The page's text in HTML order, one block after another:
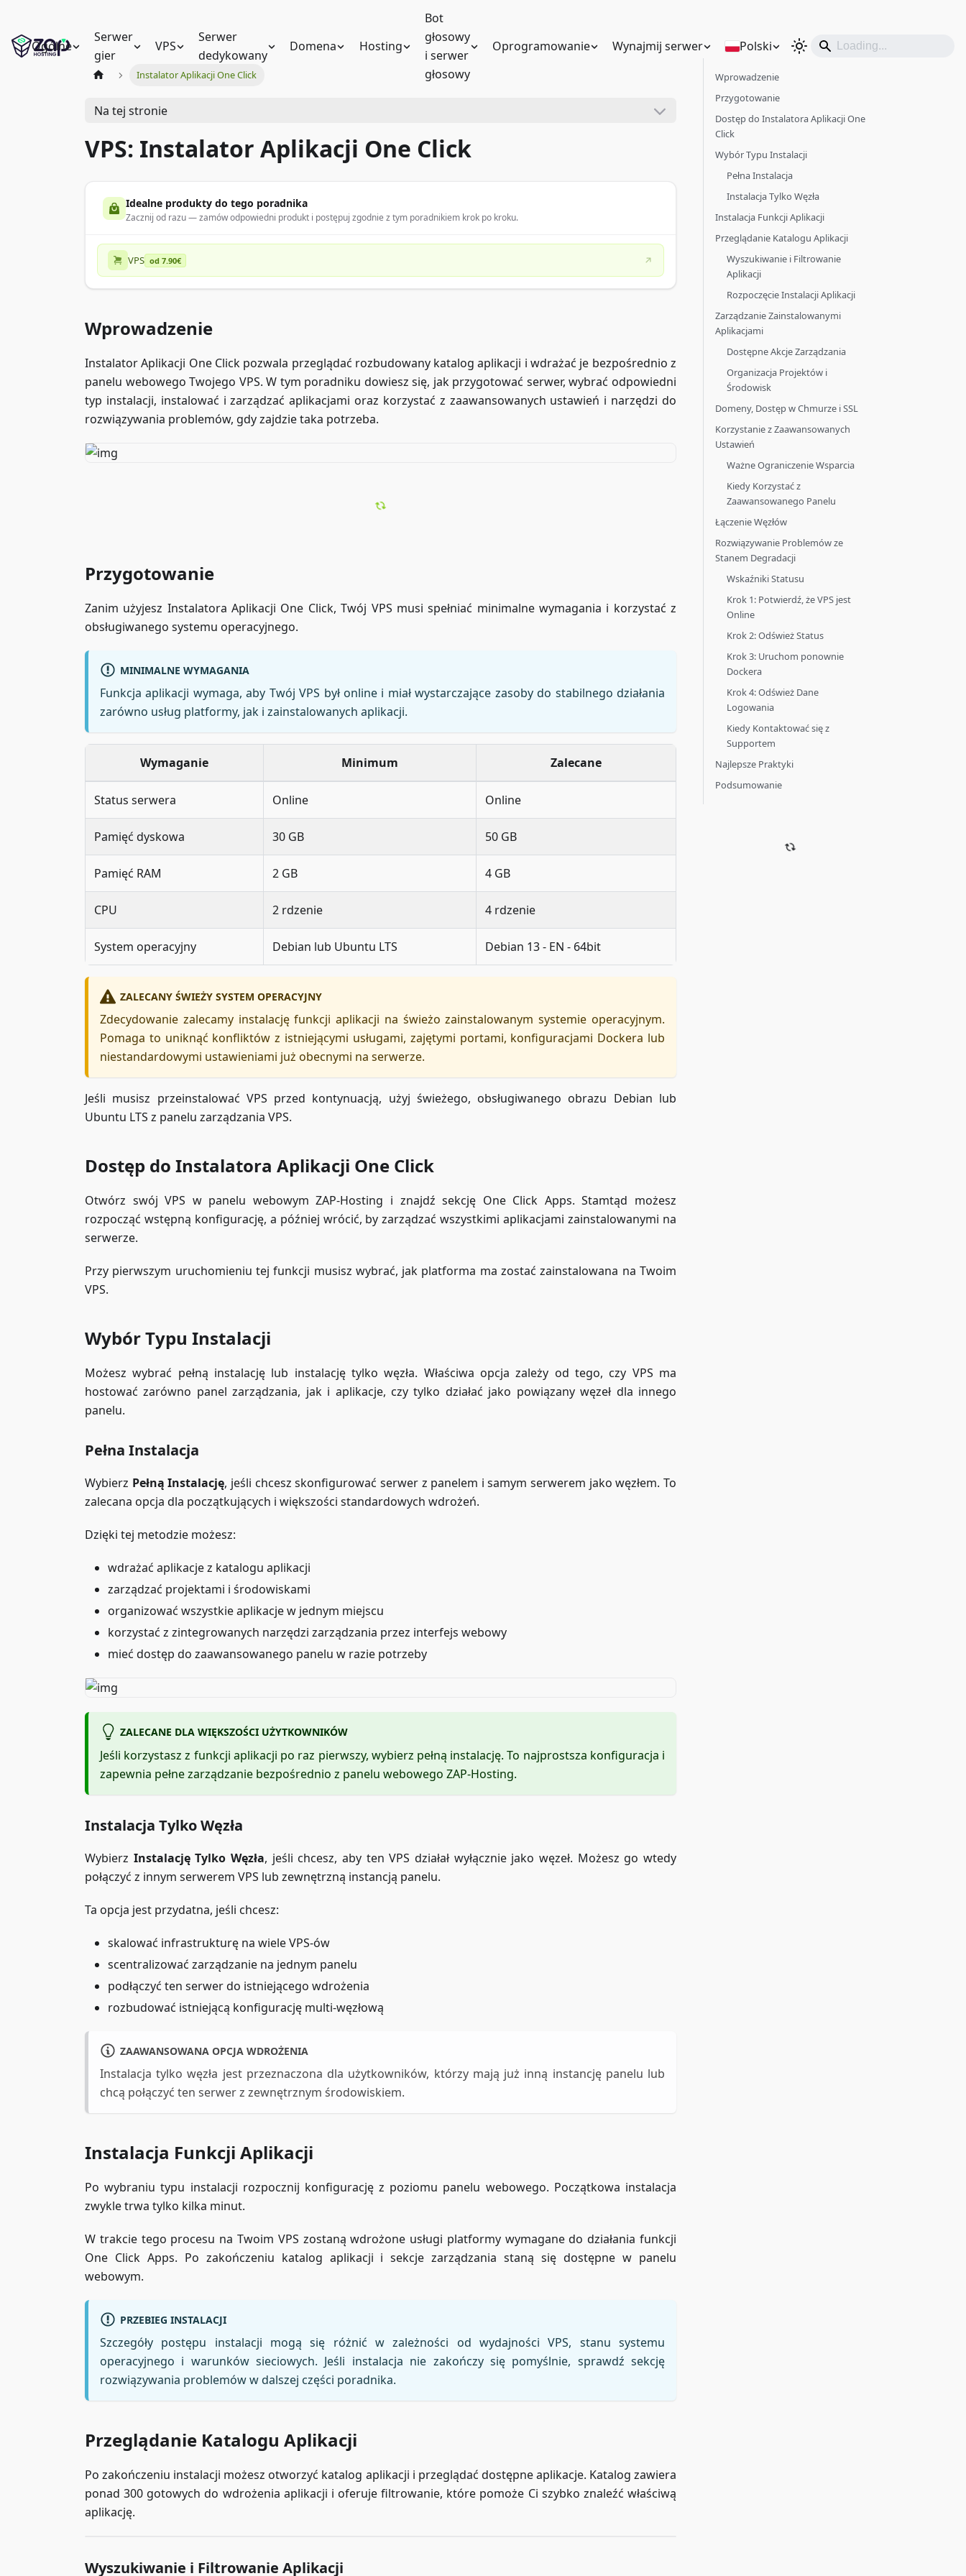
Ogólne
Serwer
gier
VPS
Serwer
dedykowany
Domena Hosting
Bot
głosowy
i serwer
głosowy
Oprogramowanie Wynajmij serwer Polski
Instalator Aplikacji One Click
Na tej stronie
VPS: Instalator Aplikacji One Click
Idealne produkty do tego poradnika
Zacznij od razu — zamów odpowiedni produkt i postępuj zgodnie z tym poradnikiem krok po kroku.
VPS od 7.90€
Wprowadzenie
Instalator Aplikacji One Click pozwala przeglądać rozbudowany katalog aplikacji i wdrażać je bezpośrednio z
panelu webowego Twojego VPS. W tym poradniku dowiesz się, jak przygotować serwer, wybrać odpowiedni
typ instalacji, instalować i zarządzać aplikacjami oraz korzystać z zaawansowanych ustawień i narzędzi do
rozwiązywania problemów, gdy zajdzie taka potrzeba.
Przygotowanie
Zanim użyjesz Instalatora Aplikacji One Click, Twój VPS musi spełniać minimalne wymagania i korzystać z
obsługiwanego systemu operacyjnego.
MINIMALNE WYMAGANIA
Funkcja aplikacji wymaga, aby Twój VPS był online i miał wystarczające zasoby do stabilnego działania
zarówno usług platformy, jak i zainstalowanych aplikacji.
Wymaganie Minimum Zalecane
Status serwera Online Online
Pamięć dyskowa 30 GB 50 GB
Pamięć RAM 2 GB 4 GB
CPU 2 rdzenie 4 rdzenie
System operacyjny Debian lub Ubuntu LTS Debian 13 - EN - 64bit
ZALECANY ŚWIEŻY SYSTEM OPERACYJNY
Zdecydowanie zalecamy instalację funkcji aplikacji na świeżo zainstalowanym systemie operacyjnym.
Pomaga to uniknąć konfliktów z istniejącymi usługami, zajętymi portami, konfiguracjami Dockera lub
niestandardowymi ustawieniami już obecnymi na serwerze.
Jeśli musisz przeinstalować VPS przed kontynuacją, użyj świeżego, obsługiwanego obrazu Debian lub
Ubuntu LTS z panelu zarządzania VPS.
Dostęp do Instalatora Aplikacji One Click
Otwórz swój VPS w panelu webowym ZAP-Hosting i znajdź sekcję One Click Apps. Stamtąd możesz
rozpocząć wstępną konfigurację, a później wrócić, by zarządzać wszystkimi aplikacjami zainstalowanymi na
serwerze.
Przy pierwszym uruchomieniu tej funkcji musisz wybrać, jak platforma ma zostać zainstalowana na Twoim
VPS.
Wybór Typu Instalacji
Możesz wybrać pełną instalację lub instalację tylko węzła. Właściwa opcja zależy od tego, czy VPS ma
hostować zarówno panel zarządzania, jak i aplikacje, czy tylko działać jako powiązany węzeł dla innego
panelu.
Pełna Instalacja
Wybierz Pełną Instalację, jeśli chcesz skonfigurować serwer z panelem i samym serwerem jako węzłem. To
zalecana opcja dla początkujących i większości standardowych wdrożeń.
Dzięki tej metodzie możesz:
wdrażać aplikacje z katalogu aplikacji
zarządzać projektami i środowiskami
organizować wszystkie aplikacje w jednym miejscu
korzystać z zintegrowanych narzędzi zarządzania przez interfejs webowy
mieć dostęp do zaawansowanego panelu w razie potrzeby
ZALECANE DLA WIĘKSZOŚCI UŻYTKOWNIKÓW
Jeśli korzystasz z funkcji aplikacji po raz pierwszy, wybierz pełną instalację. To najprostsza konfiguracja i
zapewnia pełne zarządzanie bezpośrednio z panelu webowego ZAP-Hosting.
Instalacja Tylko Węzła
Wybierz Instalację Tylko Węzła, jeśli chcesz, aby ten VPS działał wyłącznie jako węzeł. Możesz go wtedy
połączyć z innym serwerem VPS lub zewnętrzną instancją panelu.
Ta opcja jest przydatna, jeśli chcesz:
skalować infrastrukturę na wiele VPS-ów
scentralizować zarządzanie na jednym panelu
podłączyć ten serwer do istniejącego wdrożenia
rozbudować istniejącą konfigurację multi-węzłową
ZAAWANSOWANA OPCJA WDROŻENIA
Instalacja tylko węzła jest przeznaczona dla użytkowników, którzy mają już inną instancję panelu lub
chcą połączyć ten serwer z zewnętrznym środowiskiem.
Instalacja Funkcji Aplikacji
Po wybraniu typu instalacji rozpocznij konfigurację z poziomu panelu webowego. Początkowa instalacja
zwykle trwa tylko kilka minut.
W trakcie tego procesu na Twoim VPS zostaną wdrożone usługi platformy wymagane do działania funkcji
One Click Apps. Po zakończeniu katalog aplikacji i sekcje zarządzania staną się dostępne w panelu
webowym.
PRZEBIEG INSTALACJI
Szczegóły postępu instalacji mogą się różnić w zależności od wydajności VPS, stanu systemu
operacyjnego i warunków sieciowych. Jeśli instalacja nie zakończy się pomyślnie, sprawdź sekcję
rozwiązywania problemów w dalszej części poradnika.
Przeglądanie Katalogu Aplikacji
Po zakończeniu instalacji możesz otworzyć katalog aplikacji i przeglądać dostępne aplikacje. Katalog zawiera
ponad 300 gotowych do wdrożenia aplikacji i oferuje filtrowanie, które pomoże Ci szybko znaleźć właściwą
aplikację.
Wyszukiwanie i Filtrowanie Aplikacji
Wprowadzenie
Przygotowanie
Dostęp do Instalatora Aplikacji One
Click
Wybór Typu Instalacji
Pełna Instalacja
Instalacja Tylko Węzła
Instalacja Funkcji Aplikacji
Przeglądanie Katalogu Aplikacji
Wyszukiwanie i Filtrowanie
Aplikacji
Rozpoczęcie Instalacji Aplikacji
Zarządzanie Zainstalowanymi
Aplikacjami
Dostępne Akcje Zarządzania
Organizacja Projektów i
Środowisk
Domeny, Dostęp w Chmurze i SSL
Korzystanie z Zaawansowanych
Ustawień
Ważne Ograniczenie Wsparcia
Kiedy Korzystać z
Zaawansowanego Panelu
Łączenie Węzłów
Rozwiązywanie Problemów ze
Stanem Degradacji
Wskaźniki Statusu
Krok 1: Potwierdź, że VPS jest
Online
Krok 2: Odśwież Status
Krok 3: Uruchom ponownie
Dockera
Krok 4: Odśwież Dane
Logowania
Kiedy Kontaktować się z
Supportem
Najlepsze Praktyki
Podsumowanie